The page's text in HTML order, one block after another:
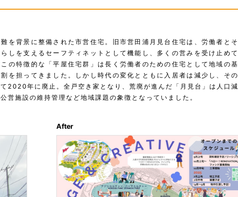
を背景に整備された市営住宅。旧市営田浦月見台住宅は、労働者とそ
しを支えるセーフティネットとして機能し、多くの営みを受け止めて
の特徴的な「平屋住宅群」は長く労働者のための住宅として地域の基
を担ってきました。しかし時代の変化とともに入居者は減少し、その
2020年に廃止。全戸空き家となり、荒廃が進んだ「月見台」は人口減
営施設の維持管理など地域課題の象徴となっていました。
After